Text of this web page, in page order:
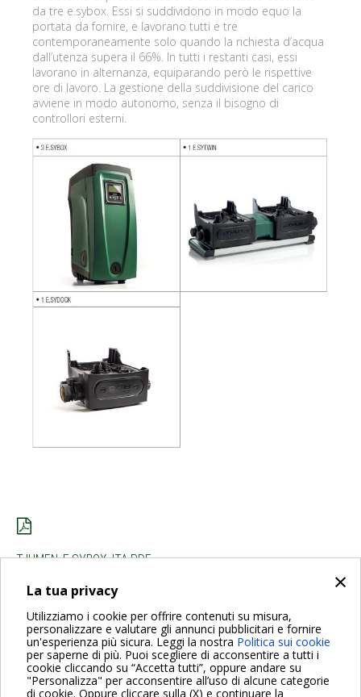
×
La tua privacy
Utilizziamo i cookie per offrire contenuti su misura,
personalizzare e valutare gli annunci pubblicitari e fornire
un'esperienza più sicura. Leggi la nostra Politica sui cookie
per saperne di più. Puoi scegliere di acconsentire a tutti i
cookie cliccando su “Accetta tutti”, oppure andare su
"Personalizza" per acconsentire all’uso di alcune categorie
di cookie. Oppure cliccare sulla (X) e continuare la
da tre e.sybox. Essi si suddividono in modo equo la
portata da fornire, e lavorano tutti e tre
contemporaneamente solo quando la richiesta d’acqua
dall’utenza supera il 66%. In tutti i restanti casi, essi
lavorano in alternanza, equiparando però le rispettive
ore di lavoro. La gestione della suddivisione del carico
avviene in modo autonomo, senza il bisogno di
controllori esterni.
TJUMEN_E.SYBOX_ITA.PDF